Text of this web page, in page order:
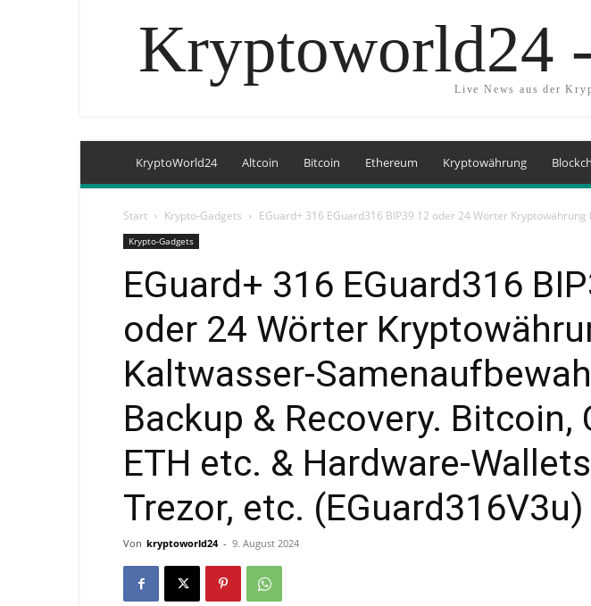
Kryptoworld24
Live News aus der
KryptoWorld24 Altcoin Bitcoin Ethereum Kryptowährung
Start Krypto-Gadgets EGuard+ 316 EGuard316 BIP39 12 oder 24 Wörter
Krypto-Gadgets
EGuard+ 316 EGuard316
oder 24 Wörter
Kaltwasser-
Backup & Recovery. Bitcoin,
ETH etc. & Hardware-
Trezor, etc. (EGuard316V3u)
Von kryptoworld24 - 9. August 2024